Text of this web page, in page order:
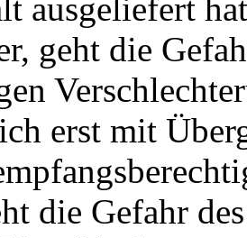
ausgeliefert
geht die
erst mit
die Gefahr